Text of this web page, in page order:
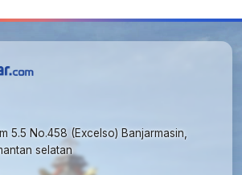
5.5 No.458 (Excelso) Banjarmasin,
selatan